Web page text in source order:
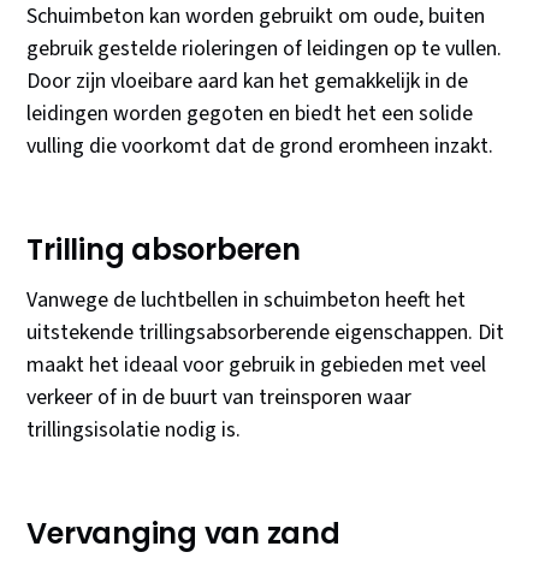
Schuimbeton kan worden gebruikt om oude, buiten
gebruik gestelde rioleringen of leidingen op te vullen.
Door zijn vloeibare aard kan het gemakkelijk in de
leidingen worden gegoten en biedt het een solide
vulling die voorkomt dat de grond eromheen inzakt.
Trilling absorberen
Vanwege de luchtbellen in schuimbeton heeft het
uitstekende trillingsabsorberende eigenschappen. Dit
maakt het ideaal voor gebruik in gebieden met veel
verkeer of in de buurt van treinsporen waar
trillingsisolatie nodig is.
Vervanging van zand